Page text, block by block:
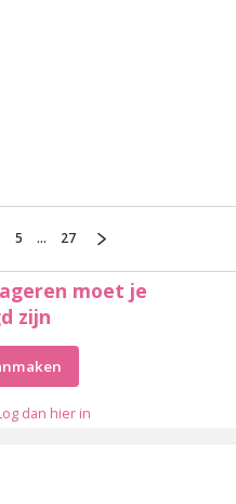
5 ... 27
moet je
zijn
dan hier in